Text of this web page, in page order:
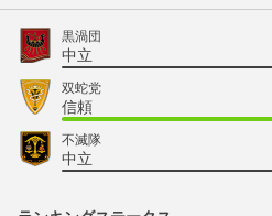
黒渦団
中立
双蛇党
信頼
不滅隊
中立